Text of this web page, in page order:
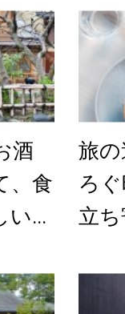
酒
、食
い...
旅
ろ
立